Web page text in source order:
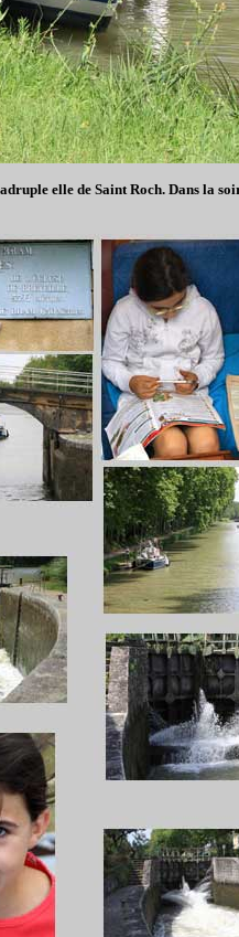
elle de Saint Roch. Dans la